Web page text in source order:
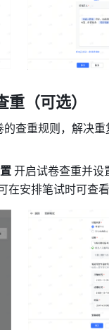
（可选）
查重规则，解决
开启试卷查重并设
安排笔试时可查